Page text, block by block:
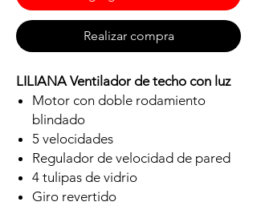
Realizar compra
LILIANA Ventilador de techo con luz
Motor con doble rodamiento
blindado
5 velocidades
Regulador de velocidad de pared
4 tulipas de vidrio
Giro revertido